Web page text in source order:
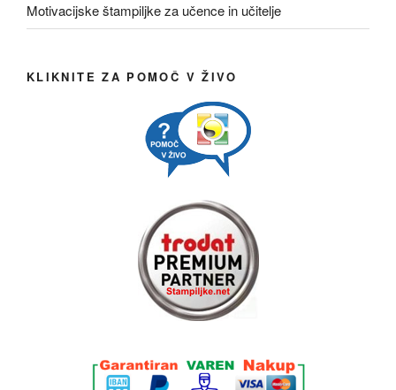
Motivacijske štampiljke za učence in učitelje
KLIKNITE ZA POMOČ V ŽIVO